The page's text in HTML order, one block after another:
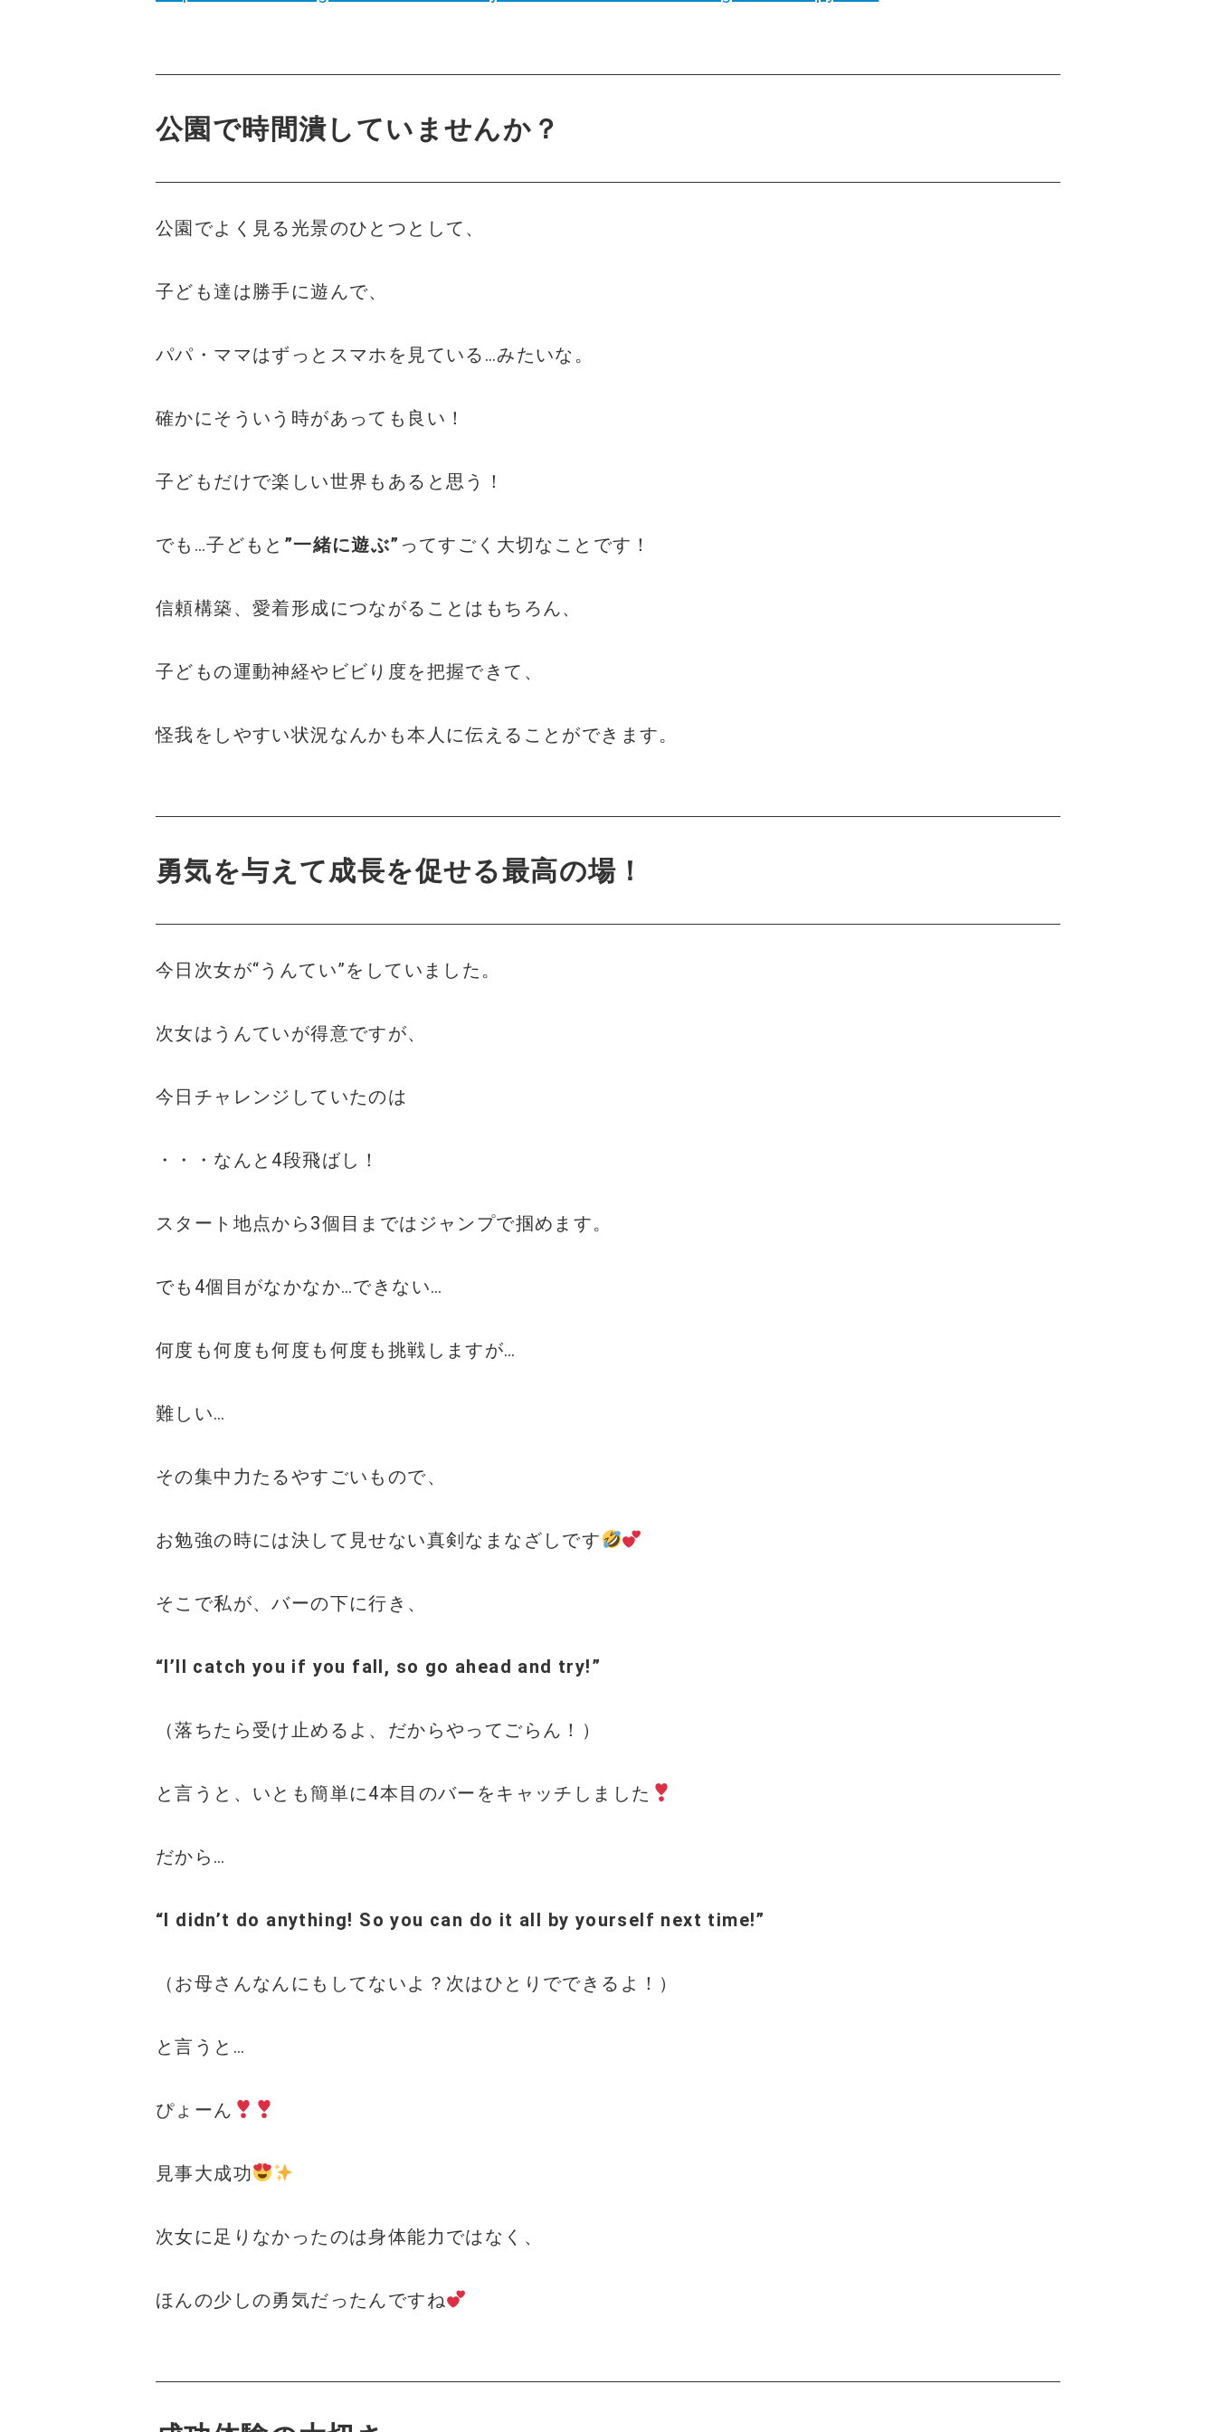
公園で時間潰していませんか？
公園でよく見る光景のひとつとして、
子ども達は勝手に遊んで、
パパ・ママはずっとスマホを見ている…みたいな。
確かにそういう時があっても良い！
子どもだけで楽しい世界もあると思う！
でも…子どもと ”一緒に遊ぶ” ってすごく大切なことです！
信頼構築、愛着形成につながることはもちろん、
子どもの運動神経やビビり度を把握できて、
怪我をしやすい状況なんかも本人に伝えることができます。
勇気を与えて成長を促せる最高の場！
今日次女が“うんてい”をしていました。
次女はうんていが得意ですが、
今日チャレンジしていたのは
・・・なんと4段飛ばし！
スタート地点から3個目まではジャンプで掴めます。
でも4個目がなかなか…できない…
何度も何度も何度も何度も挑戦しますが…
難しい…
その集中力たるやすごいもので、
お勉強の時には決して見せない真剣なまなざしです
そこで私が、バーの下に行き、
“I’ll catch you if you fall, so go ahead and try!”
（落ちたら受け止めるよ、だからやってごらん！）
と言うと、いとも簡単に4本目のバーをキャッチしました
だから…
“I didn’t do anything! So you can do it all by yourself next time!”
（お母さんなんにもしてないよ？次はひとりでできるよ！）
と言うと…
ぴょーん
見事大成功
次女に足りなかったのは身体能力ではなく、
ほんの少しの勇気だったんですね